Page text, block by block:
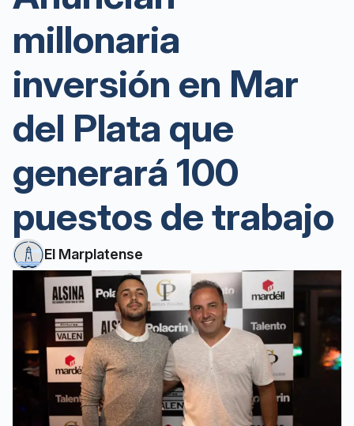
millonaria
inversión en Mar
del Plata que
generará 100
puestos de trabajo
El Marplatense